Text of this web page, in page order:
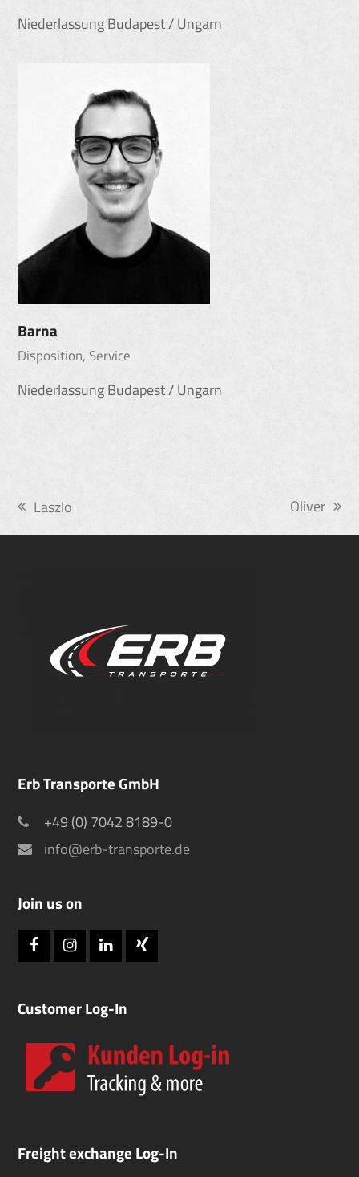
Niederlassung Budapest / Ungarn
Barna
Disposition, Service
Niederlassung Budapest / Ungarn
vorheriger
Beitrag:
Laszlo
Nächster
Beitrag:
Oliver
Erb Transporte GmbH
+49 (0) 7042 8189-0
info@erb-transporte.de
Join us on
FacebookInstagramLinkedInXing
Customer Log-In
Freight exchange Log-In